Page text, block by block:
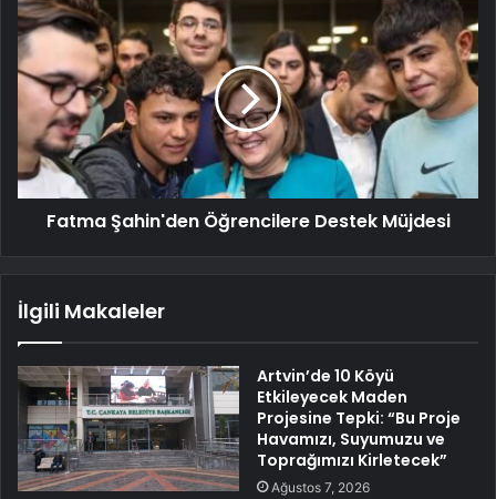
Fatma Şahin'den Öğrencilere Destek Müjdesi
İlgili Makaleler
Artvin’de 10 Köyü
Etkileyecek Maden
Projesine Tepki: “Bu Proje
Havamızı, Suyumuzu ve
Toprağımızı Kirletecek”
Ağustos 7, 2026